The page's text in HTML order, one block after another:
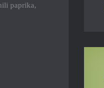
paprika,